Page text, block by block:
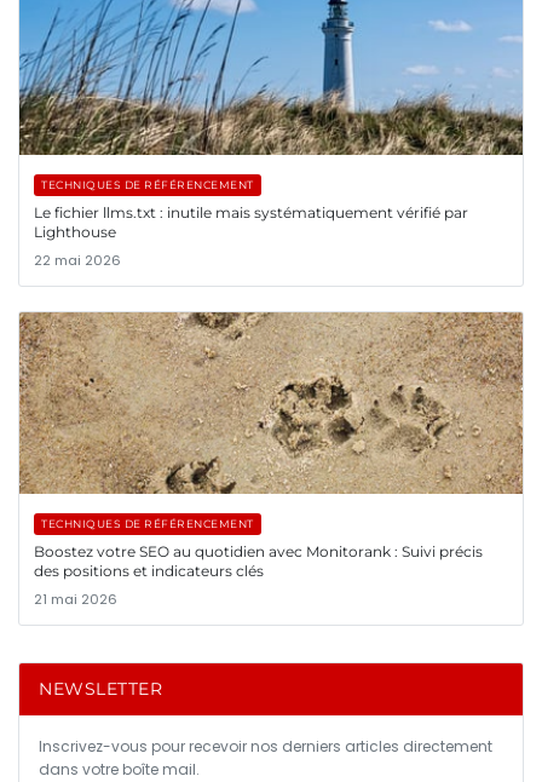
TECHNIQUES DE RÉFÉRENCEMENT
Le fichier llms.txt : inutile mais systématiquement vérifié par
Lighthouse
22 mai 2026
TECHNIQUES DE RÉFÉRENCEMENT
Boostez votre SEO au quotidien avec Monitorank : Suivi précis
des positions et indicateurs clés
21 mai 2026
NEWSLETTER
Inscrivez-vous pour recevoir nos derniers articles directement
dans votre boîte mail.